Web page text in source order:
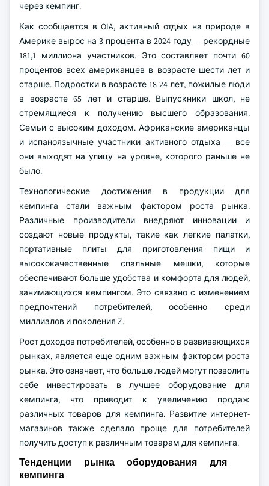
через кемпинг.
Как сообщается в OIA, активный отдых на природе в
Америке вырос на 3 процента в 2024 году — рекордные
181,1 миллиона участников. Это составляет почти 60
процентов всех американцев в возрасте шести лет и
старше. Подростки в возрасте 18-24 лет, пожилые люди
в возрасте 65 лет и старше. Выпускники школ, не
стремящиеся к получению высшего образования.
Семьи с высоким доходом. Африканские американцы
и испаноязычные участники активного отдыха — все
они выходят на улицу на уровне, которого раньше не
было.
Технологические достижения в продукции для
кемпинга стали важным фактором роста рынка.
Различные производители внедряют инновации и
создают новые продукты, такие как легкие палатки,
портативные плиты для приготовления пищи и
высококачественные спальные мешки, которые
обеспечивают больше удобства и комфорта для людей,
занимающихся кемпингом. Это связано с изменением
предпочтений потребителей, особенно среди
миллиалов и поколения Z.
Рост доходов потребителей, особенно в развивающихся
рынках, является еще одним важным фактором роста
рынка. Это означает, что больше людей могут позволить
себе инвестировать в лучшее оборудование для
кемпинга, что приводит к увеличению продаж
различных товаров для кемпинга. Развитие интернет-
магазинов также сделало проще для потребителей
получить доступ к различным товарам для кемпинга.
Тенденции рынка оборудования для
кемпинга